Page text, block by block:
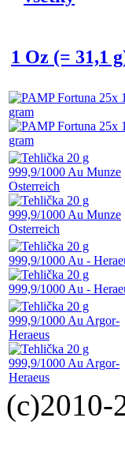
1 Oz (= 31,1
(c)2010-